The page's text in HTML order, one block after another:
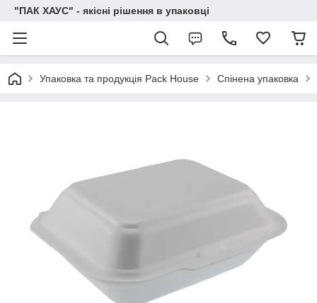
"ПАК ХАУС" - якісні рішення в упаковці
Упаковка та продукція Pack House Спінена упаковка